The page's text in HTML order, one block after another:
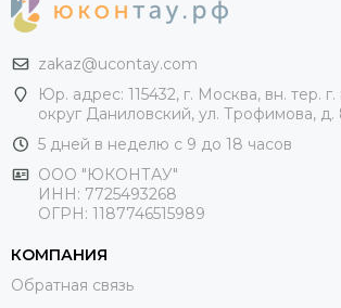
zakaz@ucontay.com
Юр. адрес: 115432, г. Москва, вн. тер.
округ Даниловский, ул. Трофимова, д.
5 дней в неделю с 9 до 18 часов
ООО "ЮКОНТАУ"
ИНН: 7725493268
ОГРН: 1187746515989
КОМПАНИЯ
Обратная связь